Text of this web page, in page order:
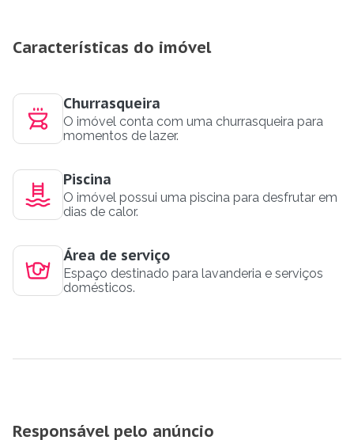
Características do imóvel
Churrasqueira
O imóvel conta com uma churrasqueira para
momentos de lazer.
Piscina
O imóvel possui uma piscina para desfrutar em
dias de calor.
Área de serviço
Espaço destinado para lavanderia e serviços
domésticos.
Responsável pelo anúncio